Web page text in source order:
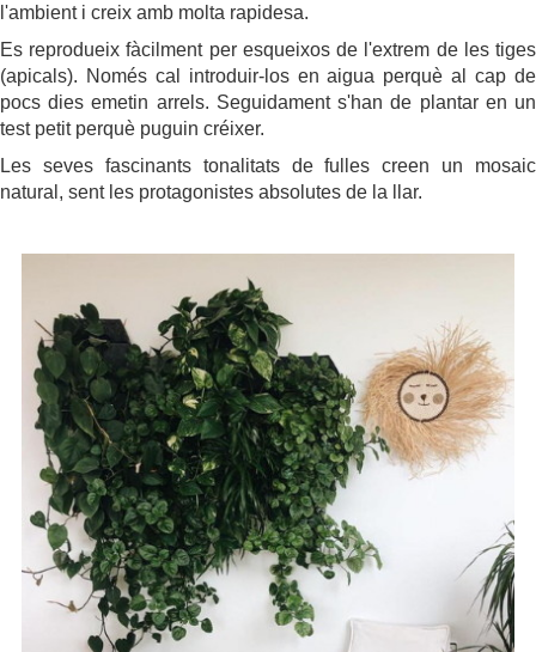
l'ambient i creix amb molta rapidesa.
Es reprodueix fàcilment per esqueixos de l'extrem de les tiges
(apicals). Només cal introduir-los en aigua perquè al cap de
pocs dies emetin arrels. Seguidament s'han de plantar en un
test petit perquè puguin créixer.
Les seves fascinants tonalitats de fulles creen un mosaic
natural, sent les protagonistes absolutes de la llar.